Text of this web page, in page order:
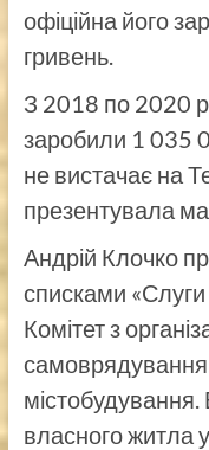
офіційна його
гривень.
З 2018 по 2020
заробили 1 035
не вистачає на
презентувала
Андрій Клочко
списками
Комітет з
самоврядування,
містобудування.
власного житла